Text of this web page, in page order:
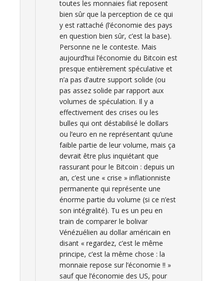
toutes les monnaies fiat reposent
bien sûr que la perception de ce qui
y est rattaché (l’économie des pays
en question bien sûr, c’est la base).
Personne ne le conteste. Mais
aujourd’hui l’économie du Bitcoin est
presque entièrement spéculative et
n’a pas d’autre support solide (ou
pas assez solide par rapport aux
volumes de spéculation. Il y a
effectivement des crises ou les
bulles qui ont déstabilisé le dollars
ou l’euro en ne représentant qu’une
faible partie de leur volume, mais ça
devrait être plus inquiétant que
rassurant pour le Bitcoin : depuis un
an, c’est une « crise » inflationniste
permanente qui représente une
énorme partie du volume (si ce n’est
son intégralité). Tu es un peu en
train de comparer le bolivar
Vénézuélien au dollar américain en
disant « regardez, c’est le même
principe, c’est la même chose : la
monnaie repose sur l’économie !! »
sauf que l’économie des US, pour